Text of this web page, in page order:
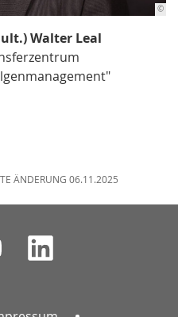
©
Walter Leal
ÄNDERUNG 06.11.2025